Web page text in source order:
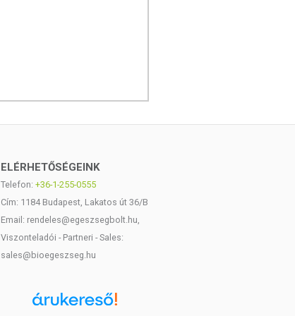
ELÉRHETŐSÉGEINK
Telefon: +36-1-255-0555
Cím: 1184 Budapest, Lakatos út 36/B
Email: rendeles@egeszsegbolt.hu,
Viszonteladói - Partneri - Sales:
sales@bioegeszseg.hu